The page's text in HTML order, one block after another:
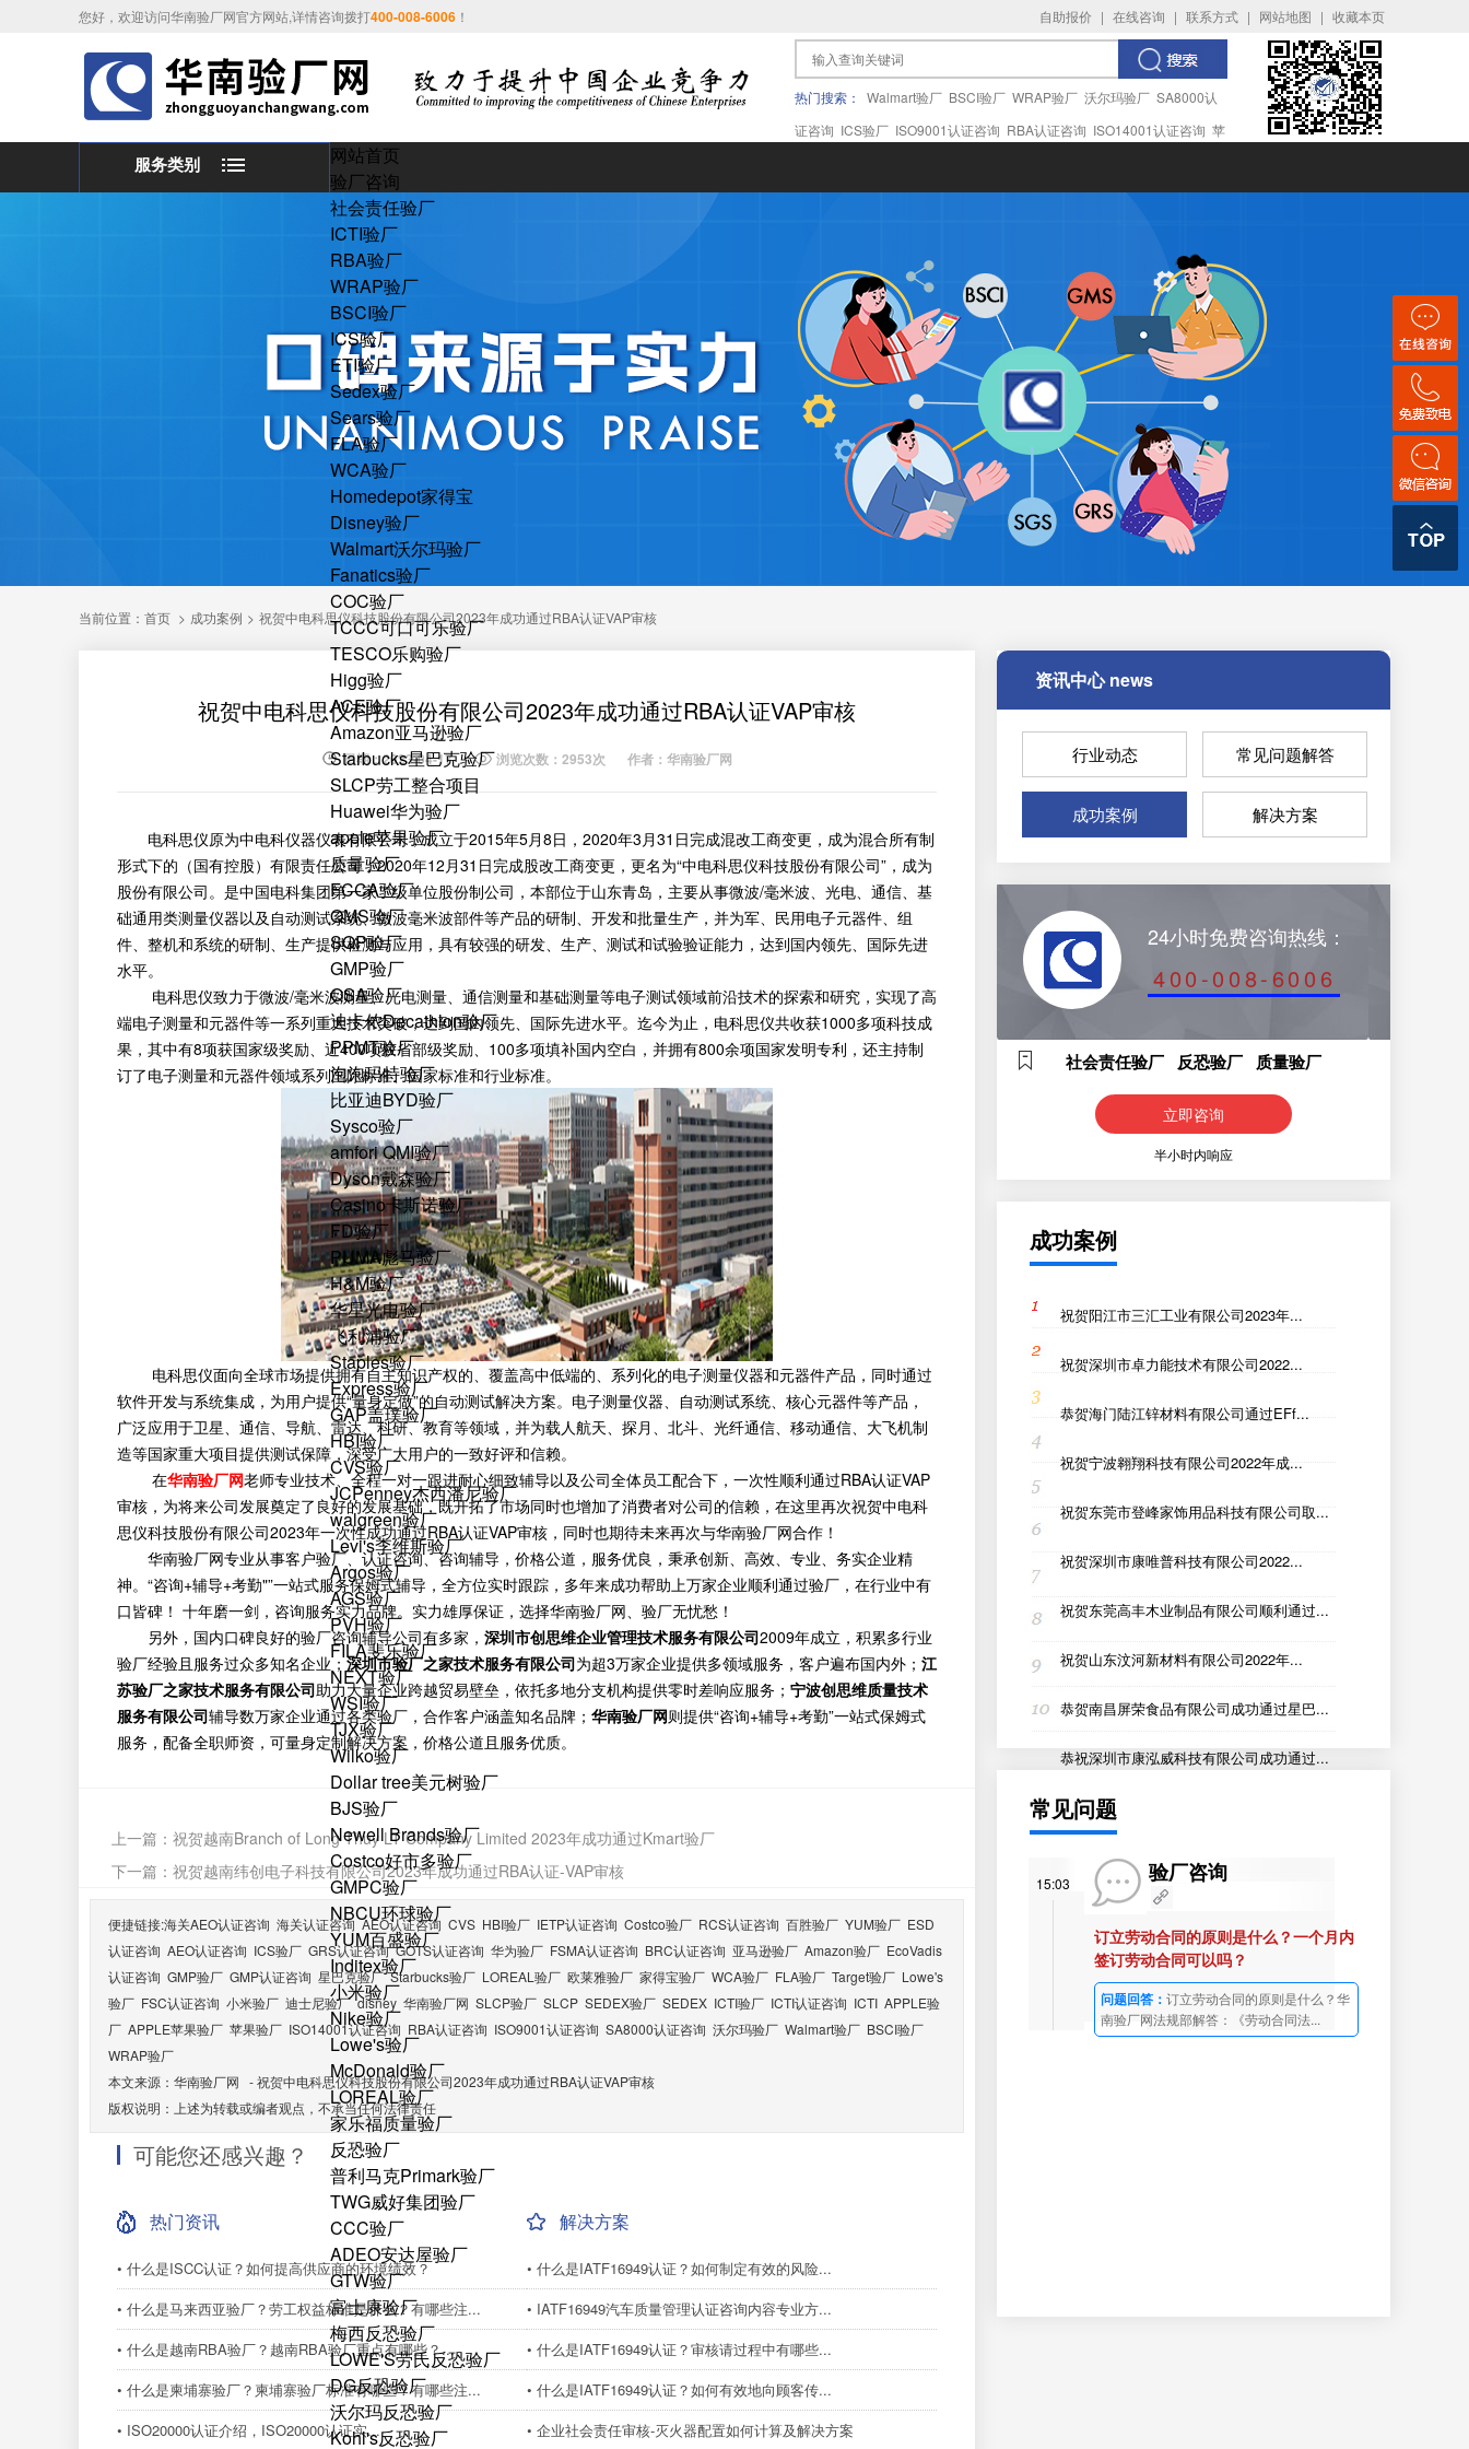
自助报价 | 在线咨询 | 联系方式 | 网站地图 | 收藏本页
您好，欢迎访问华南验厂网官方网站,详情咨询拨打400-008-6006 ！
热门搜索： Walmart验厂 BSCI验厂 WRAP验厂 沃尔玛验厂 SA8000认
证咨询 ICS验厂 ISO9001认证咨询 RBA认证咨询 ISO14001认证咨询 苹
服务类别
网站首页
验厂咨询
社会责任验厂
ICTI验厂
RBA验厂
WRAP验厂
BSCI验厂
ICS验厂
ETI验厂
Sedex验厂
Sears验厂
FLA验厂
WCA验厂
Homedepot家得宝
Disney验厂
Walmart沃尔玛验厂
Fanatics验厂
COC验厂
TCCC可口可乐验厂
TESCO乐购验厂
Higg验厂
ACE验厂
Amazon亚马逊验厂
Starbucks星巴克验厂
SLCP劳工整合项目
Huawei华为验厂
apple苹果验厂
质量验厂
FCCA验厂
QMS验厂
SQP验厂
GMP验厂
QSA验厂
迪卡侬Decathlon验厂
PPMT验厂
泡泡玛特验厂
比亚迪BYD验厂
Sysco验厂
amfori QMI验厂
Dyson戴森验厂
Casino卡斯诺验厂
FD验厂
PUMA彪马验厂
H&M验厂
华星光电验厂
飞利浦验厂
Staples验厂
Express验厂
GAP盖璞验厂
HBI验厂
CVS验厂
JCPenney杰西潘尼验厂
walgreen验厂
Levi's李维斯验厂
Argos验厂
AGS验厂
PVH验厂
FILA斐乐验厂
NEXT验厂
WSI验厂
TJX验厂
Wilko验厂
Dollar tree美元树验厂
BJS验厂
Newell Brands验厂
Costco好市多验厂
GMPC验厂
NBCU环球验厂
YUM百盛验厂
Inditex验厂
小米验厂
Nike验厂
Lowe's验厂
McDonald验厂
LOREAL验厂
家乐福质量验厂
反恐验厂
普利马克Primark验厂
TWG威好集团验厂
CCC验厂
ADEO安达屋验厂
GTW验厂
富士康验厂
梅西反恐验厂
LOWE'S劳氏反恐验厂
DG反恐验厂
沃尔玛反恐验厂
Kohl's反恐验厂
当前位置： 首页 > 成功案例 > 祝贺中电科思仪科技股份有限公司2023年成功通过RBA认证VAP审核
祝贺中电科思仪科技股份有限公司2023年成功通过RBA认证VAP审核
日期：2023-04-17 浏览次数：2953次 作者：华南验厂网
电科思仪原为中电科仪器仪表有限公司，成立于2015年5月8日，2020年3月31日完成混改工商变更，成为混合所有制
形式下的（国有控股）有限责任公司，2020年12月31日完成股改工商变更，更名为“中电科思仪科技股份有限公司”，成为
股份有限公司。是中国电科集团第一家二级单位股份制公司，本部位于山东青岛，主要从事微波/毫米波、光电、通信、基
础通用类测量仪器以及自动测试系统、微波毫米波部件等产品的研制、开发和批量生产，并为军、民用电子元器件、组
件、整机和系统的研制、生产提供检测与应用，具有较强的研发、生产、测试和试验验证能力，达到国内领先、国际先进
水平。
电科思仪致力于微波/毫米波测量、光电测量、通信测量和基础测量等电子测试领域前沿技术的探索和研究，实现了高
端电子测量和元器件等一系列重大技术突破，达到国内领先、国际先进水平。迄今为止，电科思仪共收获1000多项科技成
果，其中有8项获国家级奖励、近400项获省部级奖励、100多项填补国内空白，并拥有800余项国家发明专利，还主持制
订了电子测量和元器件领域系列国际标准、国家标准和行业标准。
电科思仪面向全球市场提供拥有自主知识产权的、覆盖高中低端的、系列化的电子测量仪器和元器件产品，同时通过
软件开发与系统集成，为用户提供“量身定做”的自动测试解决方案。电子测量仪器、自动测试系统、核心元器件等产品，
广泛应用于卫星、通信、导航、雷达、科研、教育等领域，并为载人航天、探月、北斗、光纤通信、移动通信、大飞机制
造等国家重大项目提供测试保障，深受广大用户的一致好评和信赖。
在华南验厂网老师专业技术、全程一对一跟进耐心细致辅导以及公司全体员工配合下，一次性顺利通过RBA认证VAP
审核，为将来公司发展奠定了良好的发展基础，既开拓了市场同时也增加了消费者对公司的信赖，在这里再次祝贺中电科
思仪科技股份有限公司2023年一次性成功通过RBA认证VAP审核，同时也期待未来再次与华南验厂网合作！
华南验厂网专业从事客户验厂、认证咨询、咨询辅导，价格公道，服务优良，秉承创新、高效、专业、务实企业精
神。“咨询+辅导+考勤"”一站式服务保姆式辅导，全方位实时跟踪，多年来成功帮助上万家企业顺利通过验厂，在行业中有
口皆碑！ 十年磨一剑，咨询服务实力品牌。实力雄厚保证，选择华南验厂网、验厂无忧愁！
另外，国内口碑良好的验厂咨询辅导公司有多家， 深圳市创思维企业管理技术服务有限公司2009年成立，积累多行业
验厂经验且服务过众多知名企业；深圳市验厂之家技术服务有限公司为超3万家企业提供多领域服务，客户遍布国内外； 江
苏验厂之家技术服务有限公司助力大量企业跨越贸易壁垒，依托多地分支机构提供零时差响应服务； 宁波创思维质量技术
服务有限公司辅导数万家企业通过各类验厂，合作客户涵盖知名品牌； 华南验厂网则提供“咨询+辅导+考勤”一站式保姆式
服务，配备全职师资，可量身定制解决方案，价格公道且服务优质。
上一篇： 祝贺越南Branch of Long Thuy LT Company Limited 2023年成功通过Kmart验厂
下一篇： 祝贺越南纬创电子科技有限公司2023年成功通过RBA认证-VAP审核
便捷链接:海关AEO认证咨询 海关认证咨询 AEO认证咨询 CVS HBI验厂 IETP认证咨询 Costco验厂 RCS认证咨询 百胜验厂 YUM验厂 ESD
认证咨询 AEO认证咨询 ICS验厂 GRS认证咨询 GOTS认证咨询 华为验厂 FSMA认证咨询 BRC认证咨询 亚马逊验厂 Amazon验厂 EcoVadis
认证咨询 GMP验厂 GMP认证咨询 星巴克验厂 Starbucks验厂 LOREAL验厂 欧莱雅验厂 家得宝验厂 WCA验厂 FLA验厂 Target验厂 Lowe's
验厂 FSC认证咨询 小米验厂 迪士尼验厂 disney 华南验厂网 SLCP验厂 SLCP SEDEX验厂 SEDEX ICTI验厂 ICTI认证咨询 ICTI APPLE验
厂 APPLE苹果验厂 苹果验厂 ISO14001认证咨询 RBA认证咨询 ISO9001认证咨询 SA8000认证咨询 沃尔玛验厂 Walmart验厂 BSCI验厂
WRAP验厂
本文来源： 华南验厂网 -祝贺中电科思仪科技股份有限公司2023年成功通过RBA认证VAP审核
版权说明：上述为转载或编者观点，不承当任何法律责任
可能您还感兴趣？
热门资讯
• 什么是ISCC认证？如何提高供应商的环境绩效？
• 什么是马来西亚验厂？劳工权益标准是什么？有哪些注...
• 什么是越南RBA验厂？越南RBA验厂重点有哪些？...
• 什么是柬埔寨验厂？柬埔寨验厂标准有哪些？有哪些注...
• ISO20000认证介绍，ISO20000认证实...
解决方案
• 什么是IATF16949认证？如何制定有效的风险...
• IATF16949汽车质量管理认证咨询内容专业方...
• 什么是IATF16949认证？审核请过程中有哪些...
• 什么是IATF16949认证？如何有效地向顾客传...
• 企业社会责任审核-灭火器配置如何计算及解决方案
资讯中心news
行业动态 常见问题解答
成功案例 解决方案
24小时免费咨询热线：
400-008-6006
社会责任验厂 反恐验厂 质量验厂
立即咨询
半小时内响应
成功案例
祝贺阳江市三汇工业有限公司2023年...
祝贺深圳市卓力能技术有限公司2022...
恭贺海门陆江锌材料有限公司通过EFf...
祝贺宁波翱翔科技有限公司2022年成...
祝贺东莞市登峰家饰用品科技有限公司取...
祝贺深圳市康唯普科技有限公司2022...
祝贺东莞高丰木业制品有限公司顺利通过...
祝贺山东汶河新材料有限公司2022年...
恭贺南昌屏荣食品有限公司成功通过星巴...
恭祝深圳市康泓威科技有限公司成功通过...
常见问题
15:03 验厂咨询
订立劳动合同的原则是什么？一个月内
签订劳动合同可以吗？
问题回答：订立劳动合同的原则是什么？华
南验厂网法规部解答：《劳动合同法...